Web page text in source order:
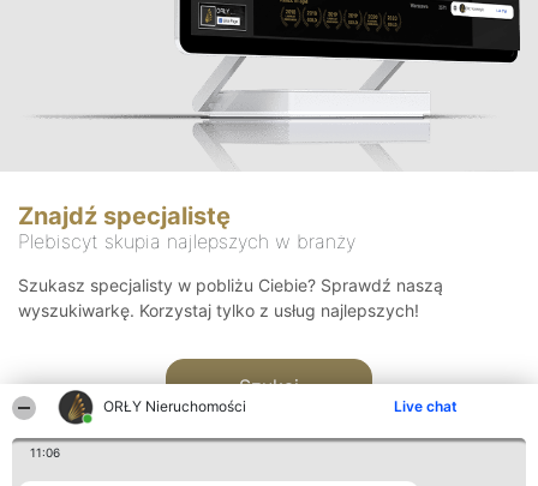
ORŁY Nieruchomości Live chat
11:06
Znajdź specjalistę
Plebiscyt skupia najlepszych w branży
Szukasz specjalisty w pobliżu Ciebie? Sprawdź naszą
wyszukiwarkę. Korzystaj tylko z usług najlepszych!
Szukaj